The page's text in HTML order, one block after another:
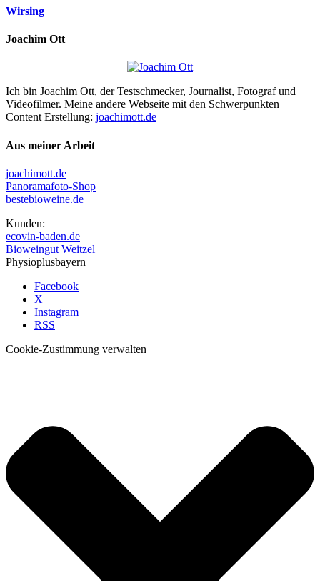
Wirsing
Joachim Ott
Ich bin Joachim Ott, der Testschmecker, Journalist, Fotograf und
Videofilmer. Meine andere Webseite mit den Schwerpunkten
Content Erstellung: joachimott.de
Aus meiner Arbeit
joachimott.de
Panoramafoto-Shop
bestebioweine.de
Kunden:
ecovin-baden.de
Bioweingut Weitzel
Physioplusbayern
Facebook
X
Instagram
RSS
Cookie-Zustimmung verwalten